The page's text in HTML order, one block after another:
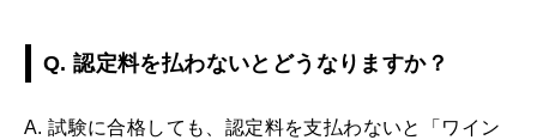
Q. 認定料を払わないとどうなりますか？
A. 試験に合格しても、認定料を支払わないと「ワイン